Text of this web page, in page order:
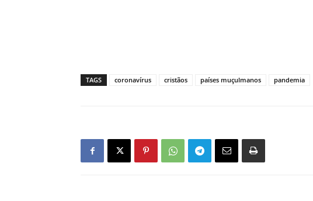
TAGS coronavírus cristãos países muçulmanos pandemia